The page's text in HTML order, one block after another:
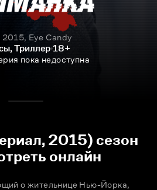
2015, Eye Candy
Триллер 18+
пока недоступна
2015) сезон
онлайн
о жительнице Нью-Йорка,